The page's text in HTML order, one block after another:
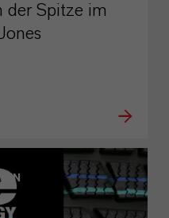
der Spitze im